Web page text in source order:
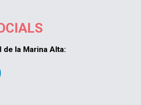
la Marina Alta: